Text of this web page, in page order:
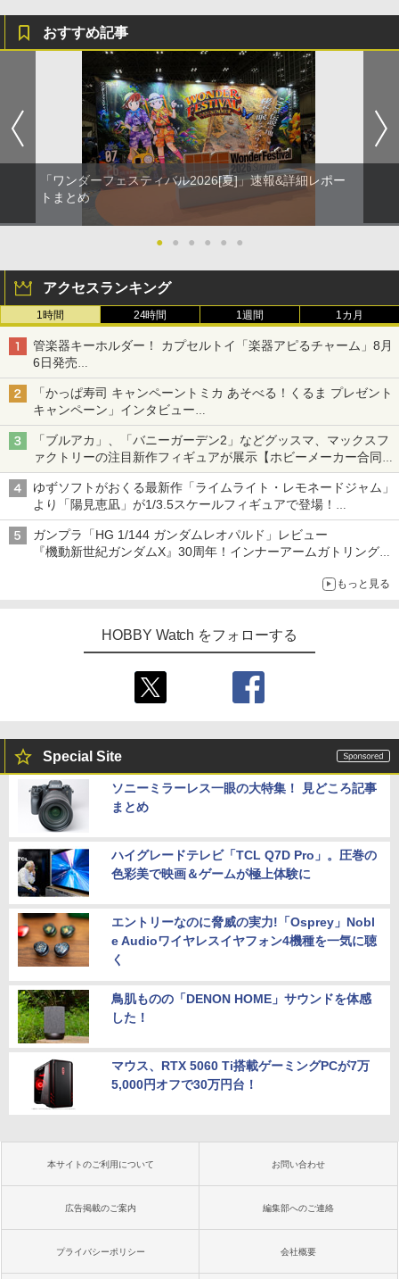
おすすめ記事
「ワンダーフェスティバル2026[夏]」速報&詳細レポー
トまとめ
● ● ● ● ● ●
アクセスランキング
1時間 24時間 1週間 1カ月
管楽器キーホルダー！ カプセルトイ「楽器アピるチャーム」8月
6日発売
チューバ、テナサクなど5種各3色
「かっぱ寿司 キャンペーントミカ あそべる！くるま プレゼント
キャンペーン」インタビュー
子どもが楽しめるかっぱ寿司ならではの体験とコラボの楽しさを
追求
「ブルアカ」、「バニーガーデン2」などグッスマ、マックスフ
ァクトリーの注目新作フィギュアが展示【ホビーメーカー合同展
示会】
ゆずソフトがおくる最新作「ライムライト・レモネードジャム」
より「陽見恵凪」が1/3.5スケールフィギュアで登場！
メガネ姿も表現できるオプションパーツが付属
ガンプラ「HG 1/144 ガンダムレオパルド」レビュー
『機動新世紀ガンダムX』30周年！インナーアームガトリングの
もっと見る
HOBBY Watch をフォローする
Special Site
ソニーミラーレス一眼の大特集！ 見どころ記事
まとめ
ハイグレードテレビ「TCL Q7D Pro」。圧巻の
色彩美で映画＆ゲームが極上体験に
エントリーなのに脅威の実力!「Osprey」Nobl
e Audioワイヤレスイヤフォン4機種を一気に聴
く
鳥肌ものの「DENON HOME」サウンドを体感
した！
マウス、RTX 5060 Ti搭載ゲーミングPCが7万
5,000円オフで30万円台！
本サイトのご利用について お問い合わせ
広告掲載のご案内 編集部へのご連絡
プライバシーポリシー 会社概要